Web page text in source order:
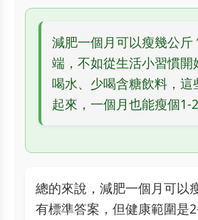
減肥一個月可以瘦幾公斤
端，不如從生活小習慣開
喝水、少喝含糖飲料，這
起來，一個月也能瘦個1-2
總的來說，減肥一個月可以
有標準答案，但健康範圍是